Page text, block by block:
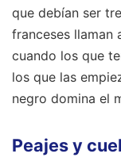
que debían ser
franceses llaman
cuando los que
los que las
negro domina el
Peajes y